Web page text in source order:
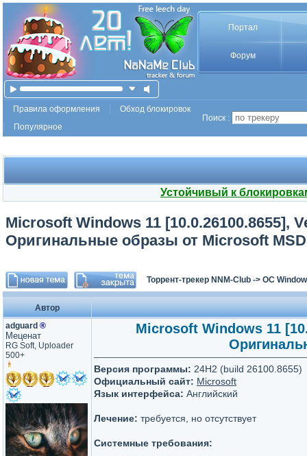
Портал
Форум
Правила оформления
Обход блокировок
Популярное
Поиск :
Устойчивый к
Microsoft Windows 11 [10.0.26100.8655],
Оригинальные образы от Microsoft
Торрент-трекер NNM-Club -> ОС
Автор
adguard ®
Меценат
RG Soft, Uploader
500+
Microsoft Windows 11
Версия программы: 24H2 (build 26100.8655)
Официальный сайт: Microsoft
Язык интерфейса: Английский
Лечение: требуется, но отсутствует
Системные требования: